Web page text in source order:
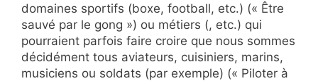
domaines sportifs (boxe, football, etc.) (« Être
sauvé par le gong ») ou métiers (, etc.) qui
pourraient parfois faire croire que nous sommes
décidément tous aviateurs, cuisiniers, marins,
musiciens ou soldats (par exemple) (« Piloter à